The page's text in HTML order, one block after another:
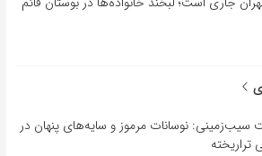
سیب‌زمینی: نوسانات مرموز و سایه‌های پنهان در
تراریخته